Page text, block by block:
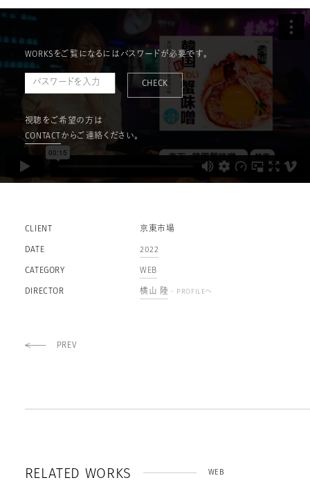
WORKSをご覧になるにはパスワードが必要です。
CHECK
視聴をご希望の方は
CONTACT からご連絡ください。
CLIENT 京東市場
DATE 2022
CATEGORY WEB
DIRECTOR 横山 陸 - PROFILEへ
PREV
RELA T ED WO R KS WEB